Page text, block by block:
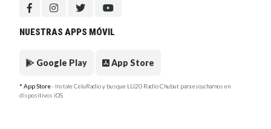
NUESTRAS APPS MÓVIL
Google Play App Store
* App Store- Instale CeluRadio y busque LU20 Radio Chubut para escucharnos en
dispositivos iOS